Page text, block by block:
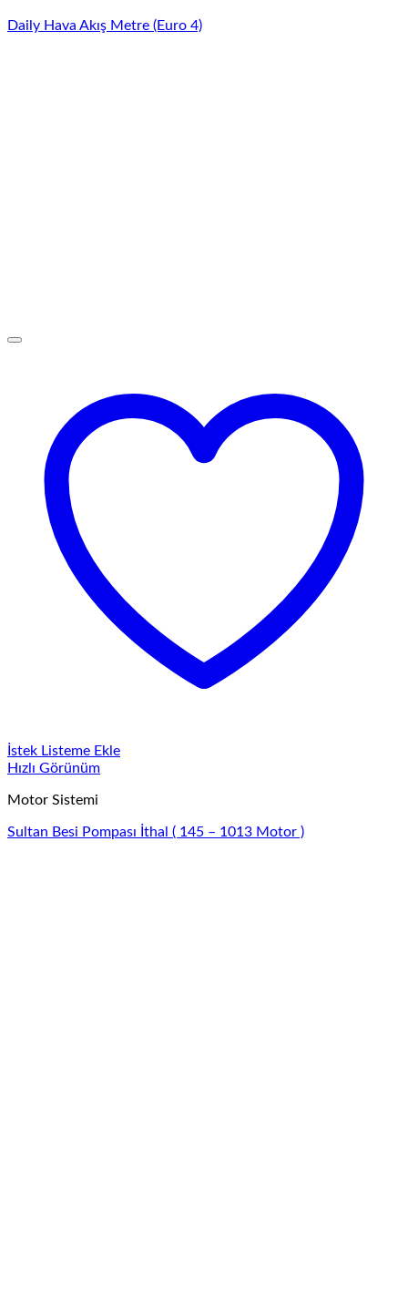
Daily Hava Akış Metre (Euro 4)
İstek Listeme Ekle
Hızlı Görünüm
Motor Sistemi
Sultan Besi Pompası İthal ( 145 – 1013 Motor )